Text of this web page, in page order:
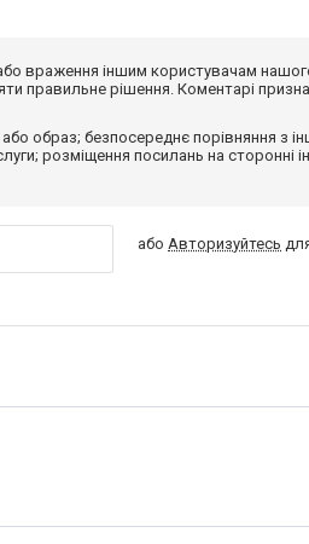
враження іншим користувачам
правильне рішення. Коментарі
образ; безпосереднє порівняння з
розміщення посилань на сторонні
абоАвторизуйтесь